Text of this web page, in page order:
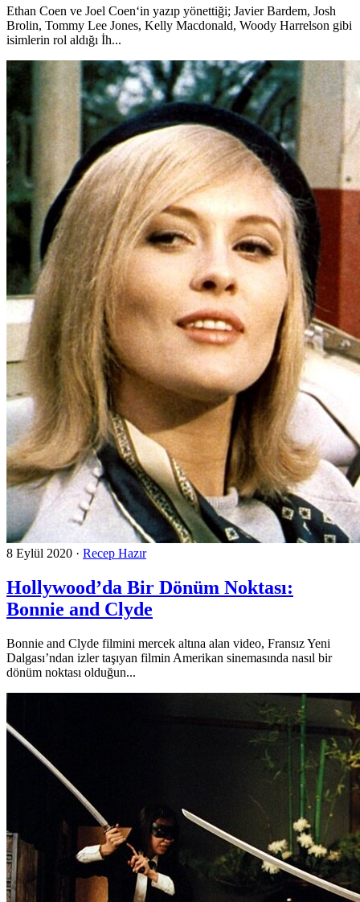
Ethan Coen ve Joel Coen‘in yazıp yönettiği; Javier Bardem, Josh
Brolin, Tommy Lee Jones, Kelly Macdonald, Woody Harrelson gibi
isimlerin rol aldığı İh...
8 Eylül 2020 · Recep Hazır
Hollywood’da Bir Dönüm Noktası:
Bonnie and Clyde
Bonnie and Clyde filmini mercek altına alan video, Fransız Yeni
Dalgası’ndan izler taşıyan filmin Amerikan sinemasında nasıl bir
dönüm noktası olduğun...